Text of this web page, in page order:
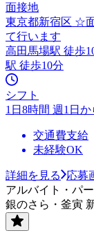
面接地
東京都新宿区 ☆
て行います
高田馬場駅 徒歩
駅 徒歩10分
シフト
1日8時間 週1日
交通費支給
未経験OK
詳細を見る
応募
アルバイト・パー
銀のさら・釜寅